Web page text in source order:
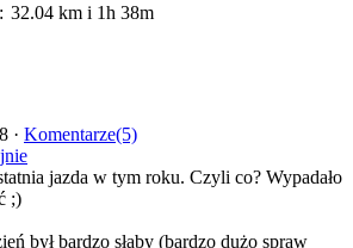
32.04 km i 1h 38m
· Komentarze(5)
jazda w tym roku. Czyli co? Wypadało
;)
był bardzo słaby (bardzo dużo spraw